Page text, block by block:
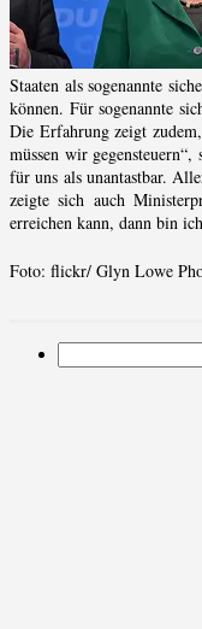
Staaten als sogenannte
können. Für sogenannte
Die Erfahrung zeigt
müssen wir
für uns als unantastbar.
zeigte sich auch
erreichen kann, dann bin
Foto: flickr/ Glyn Lowe